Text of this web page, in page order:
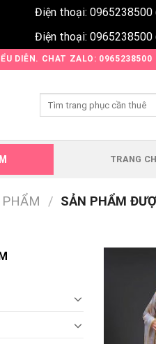
Điện thoại: 0965238500
Điện thoại: 0965238500
DIỄN. CHAT ZALO: 0965238500
TRANG
/ SẢN PHẨM